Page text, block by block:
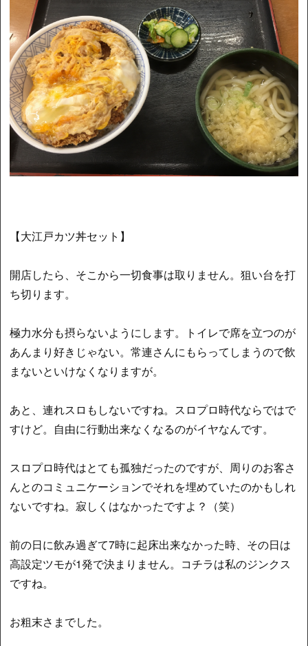
【大江戸カツ丼セット】
開店したら、そこから一切食事は取りません。狙い台を打
ち切ります。
極力水分も摂らないようにします。トイレで席を立つのが
あんまり好きじゃない。常連さんにもらってしまうので飲
まないといけなくなりますが。
あと、連れスロもしないですね。スロプロ時代ならではで
すけど。自由に行動出来なくなるのがイヤなんです。
スロプロ時代はとても孤独だったのですが、周りのお客さ
んとのコミュニケーションでそれを埋めていたのかもしれ
ないですね。寂しくはなかったですよ？（笑）
前の日に飲み過ぎて7時に起床出来なかった時、その日は
高設定ツモが1発で決まりません。コチラは私のジンクス
ですね。
お粗末さまでした。